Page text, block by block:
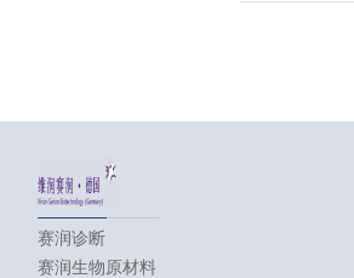
赛润诊断
赛润生物原材料